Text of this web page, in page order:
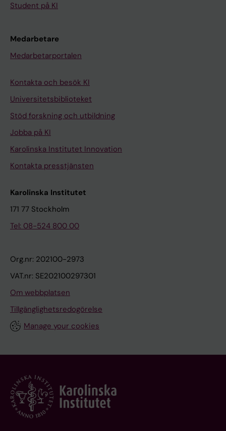
Student på KI
Medarbetare
Medarbetarportalen
Kontakta och besök KI
Universitetsbiblioteket
Stöd forskning och utbildning
Jobba på KI
Karolinska Institutet Innovation
Kontakta presstjänsten
Karolinska Institutet
171 77 Stockholm
Tel: 08-524 800 00
Org.nr: 202100-2973
VAT.nr: SE202100297301
Om webbplatsen
Tillgänglighetsredogörelse
Manage your cookies